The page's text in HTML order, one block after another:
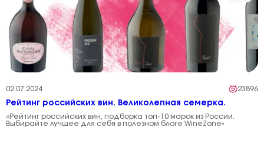
02.07.2024 23896
Рейтинг российских вин. Великолепная семерка.
«Рейтинг российских вин, подборка топ-10 марок из России.
Выбирайте лучшее для себя в полезном блоге WineZone»